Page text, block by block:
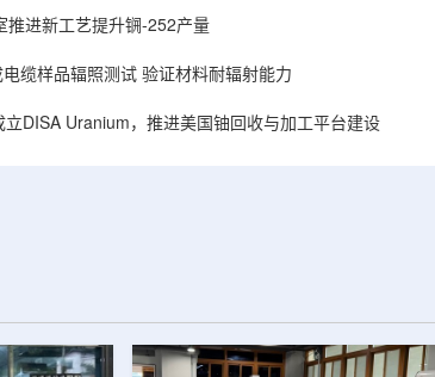
推进新工艺提升锎-252产量
缆样品辐照测试 验证材料耐辐射能力
立DISA Uranium，推进美国铀回收与加工平台建设